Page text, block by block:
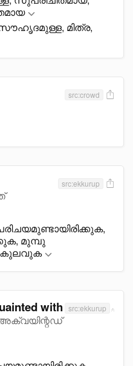
മിത്ര,
src:crowd
src:ekkurup
മുമ്പു
കുലവുക
with
അക്വയിന്റഡ്
src:ekkurup